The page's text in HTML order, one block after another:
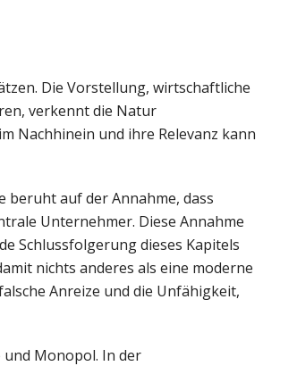
Die Vorstellung, wirtschaftliche
verkennt die Natur
Nachhinein und ihre Relevanz kann
beruht auf der Annahme, dass
Unternehmer. Diese Annahme
Schlussfolgerung dieses Kapitels
nichts anderes als eine moderne
Anreize und die Unfähigkeit,
Monopol. In der